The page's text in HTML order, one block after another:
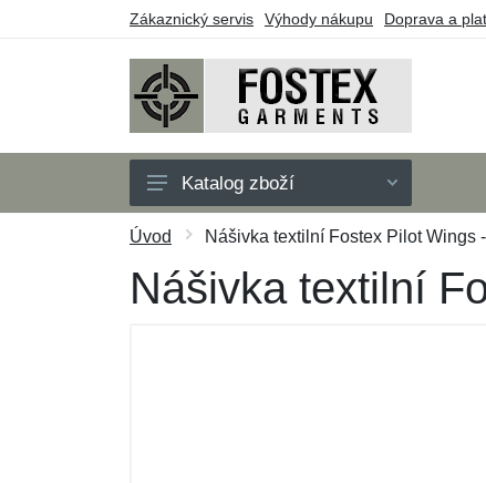
Zákaznický servis Výhody nákupu Doprava a
Pánské
Dětské
Katalog zboží
Úvod Nášivka textilní Fostex Pilot Wings
Nášivka textilní